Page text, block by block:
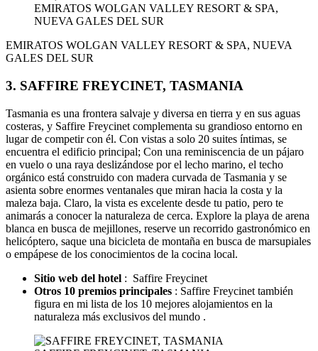
EMIRATOS WOLGAN VALLEY RESORT & SPA,
NUEVA GALES DEL SUR
EMIRATOS WOLGAN VALLEY RESORT & SPA, NUEVA
GALES DEL SUR
3. SAFFIRE FREYCINET, TASMANIA
Tasmania es una frontera salvaje y diversa en tierra y en sus aguas
costeras, y Saffire Freycinet complementa su grandioso entorno en
lugar de competir con él. Con vistas a solo 20 suites íntimas, se
encuentra el edificio principal; Con una reminiscencia de un pájaro
en vuelo o una raya deslizándose por el lecho marino, el techo
orgánico está construido con madera curvada de Tasmania y se
asienta sobre enormes ventanales que miran hacia la costa y la
maleza baja. Claro, la vista es excelente desde tu patio, pero te
animarás a conocer la naturaleza de cerca. Explore la playa de arena
blanca en busca de mejillones, reserve un recorrido gastronómico en
helicóptero, saque una bicicleta de montaña en busca de marsupiales
o empápese de los conocimientos de la cocina local.
Sitio web del hotel : Saffire Freycinet
Otros 10 premios principales : Saffire Freycinet también
figura en mi lista de los 10 mejores alojamientos en la
naturaleza más exclusivos del mundo .